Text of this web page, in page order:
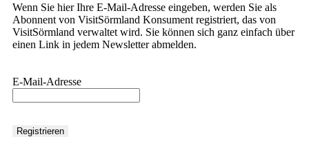
Wenn Sie hier Ihre E-Mail-Adresse eingeben, werden Sie als
Abonnent von VisitSörmland Konsument registriert, das von
VisitSörmland verwaltet wird. Sie können sich ganz einfach über
einen Link in jedem Newsletter abmelden.
E-Mail-Adresse